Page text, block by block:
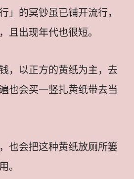
」的冥钞虽已铺开流行，
且出现年代也很短。
，以正方的黄纸为主，去
也会买一竖扎黄纸带去当
也会把这种黄纸放厕所篓
。